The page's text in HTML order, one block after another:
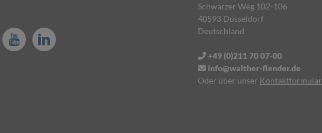
Schwarzer Weg 102-106
40593 Düsseldorf
Deutschland
+49 (0)211 70 07-00
info@walther-flender.de
Oder über unser Kontaktformular